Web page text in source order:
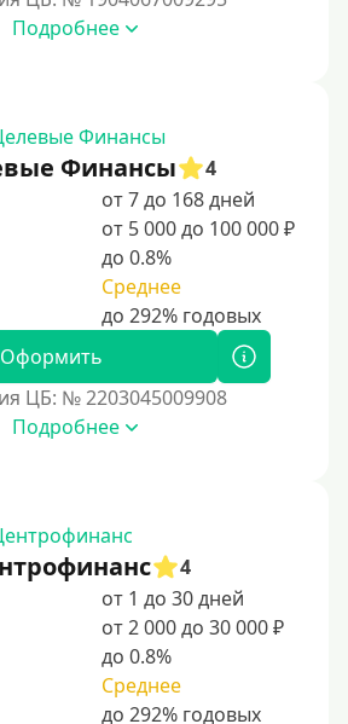
Подробнее
Финансы
4
от 7 до 168 дней
от 5 000 до 100 000 ₽
до 0.8%
Среднее
Оформить
ЦБ: № 2203045009908
Подробнее
4
от 1 до 30 дней
от 2 000 до 30 000 ₽
до 0.8%
Среднее